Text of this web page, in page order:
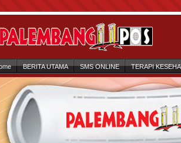
BERITA UTAMA SMS ONLINE TERAPI